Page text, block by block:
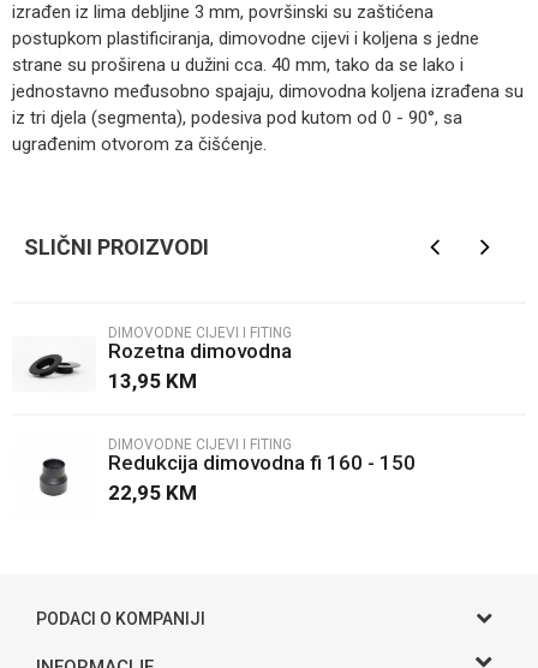
izrađen iz lima debljine 3 mm, površinski su zaštićena
postupkom plastificiranja, dimovodne cijevi i koljena s jedne
strane su proširena u dužini cca. 40 mm, tako da se lako i
jednostavno međusobno spajaju, dimovodna koljena izrađena su
iz tri djela (segmenta), podesiva pod kutom od 0 - 90°, sa
ugrađenim otvorom za čišćenje.
Poruka
SLIČNI PROIZVODI
DIMOVODNE CIJEVI I FITING
Rozetna dimovodna
13,95 KM
DIMOVODNE CIJEVI I FITING
Redukcija dimovodna fi 160 - 150
22,95 KM
PODACI O KOMPANIJI
Gama S doo